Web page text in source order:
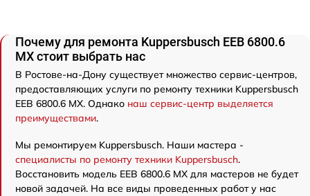
Почему для ремонта Kuppersbusch EEB 6800.6
MX стоит выбрать нас
В Ростове-на-Дону существует множество сервис-центров,
предоставляющих услуги по ремонту техники Kuppersbusch
EEB 6800.6 MX. Однако наш сервис-центр выделяется
преимуществами.
Мы ремонтируем Kuppersbusch. Наши мастера -
специалисты по ремонту техники Kuppersbusch.
Восстановить модель EEB 6800.6 MX для мастеров не будет
новой задачей. На все виды проведенных работ у нас